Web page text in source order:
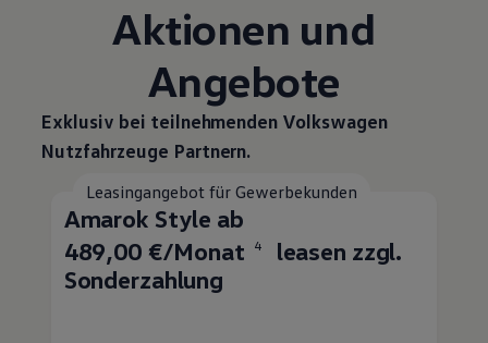
Aktionen und
Angebote
Exklusiv bei teilnehmenden Volkswagen
Nutzfahrzeuge Partnern.
Leasingangebot für Gewerbekunden
Amarok Style ab
489,00 €/Monat
4
leasen zzgl.
Sonderzahlung